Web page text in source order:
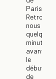
Paris.
Retrouvez-
nous
quelques
minutes
avant
le
début
de